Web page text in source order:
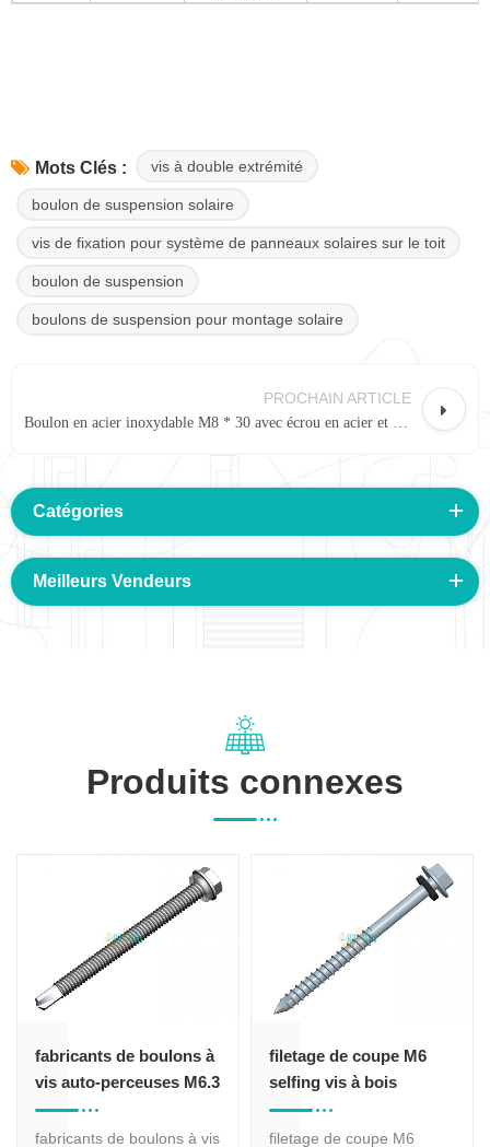
Mots Clés : vis à double extrémité
boulon de suspension solaire
vis de fixation pour système de panneaux solaires sur le toit
boulon de suspension
boulons de suspension pour montage solaire
PROCHAIN ARTICLE
Boulon en acier inoxydable M8 * 30 avec écrou en acier et tasse en plastique
Catégories
Meilleurs Vendeurs
Produits connexes
fabricants de boulons à
vis auto-perceuses M6.3
les tailles
fabricants de boulons à vis
filetage de coupe M6
selfing vis à bois
filetage de coupe M6